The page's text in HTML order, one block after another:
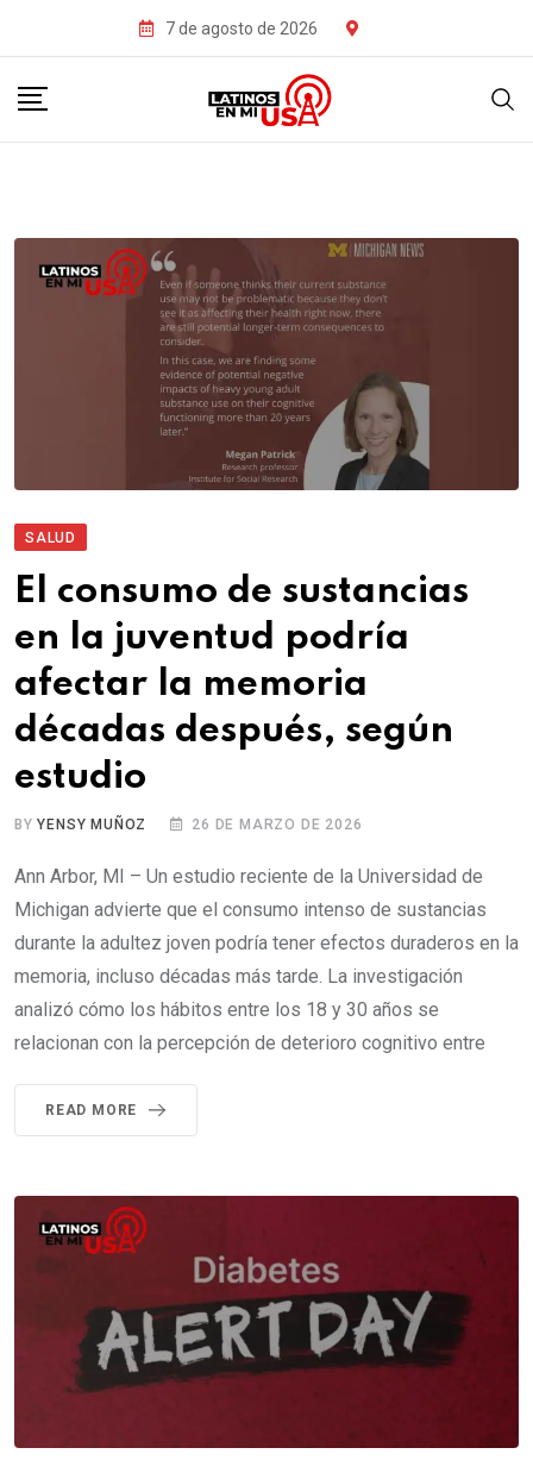
7 de agosto de 2026
SALUD
El consumo de sustancias
en la juventud podría
afectar la memoria
décadas después, según
estudio
BYYENSY MUÑOZ 26 DE MARZO DE 2026
Ann Arbor, MI – Un estudio reciente de la Universidad de
Michigan advierte que el consumo intenso de sustancias
durante la adultez joven podría tener efectos duraderos en la
memoria, incluso décadas más tarde. La investigación
analizó cómo los hábitos entre los 18 y 30 años se
relacionan con la percepción de deterioro cognitivo entre
READ MORE